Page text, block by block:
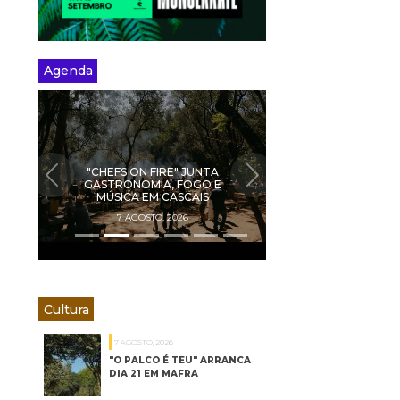
Agenda
EXPOSIÇÃO "BESTIÁRIO
QUOTIDIANO" PARA VER NA
AMADORA ATÉ 21 DE
SETEMBRO
7 AGOSTO, 2026
PREVIOUS NEXT
Cultura
7 AGOSTO, 2026
"O PALCO É TEU" ARRANCA
DIA 21 EM MAFRA